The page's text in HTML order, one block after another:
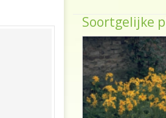
Soortgelijke